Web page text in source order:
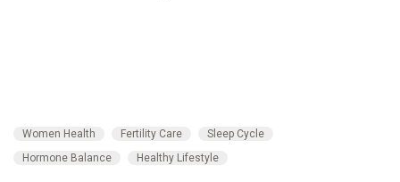
Women Health Fertility Care
Sleep Cycle
Hormone Balance
Healthy Lifestyle